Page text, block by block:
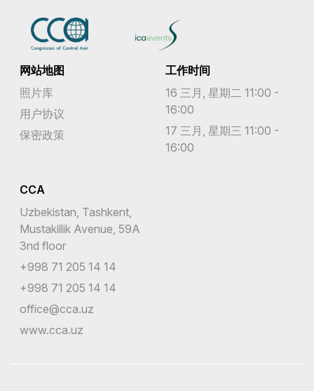
网站地图
照片库
用户协议
保密政策
工作时间
16 三月, 星期二 11:00 -
16:00
17 三月, 星期三 11:00 -
16:00
CCA
Uzbekistan, Tashkent,
Mustakillik Avenue, 59A
3nd floor
+998 71 205 14 14
+998 71 205 14 14
office@cca.uz
www.cca.uz